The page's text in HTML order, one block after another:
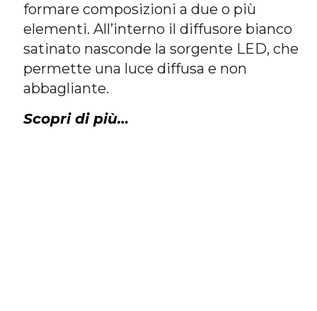
formare composizioni a due o più
elementi. All’interno il diffusore bianco
satinato nasconde la sorgente LED, che
permette una luce diffusa e non
abbagliante.
Scopri di più…